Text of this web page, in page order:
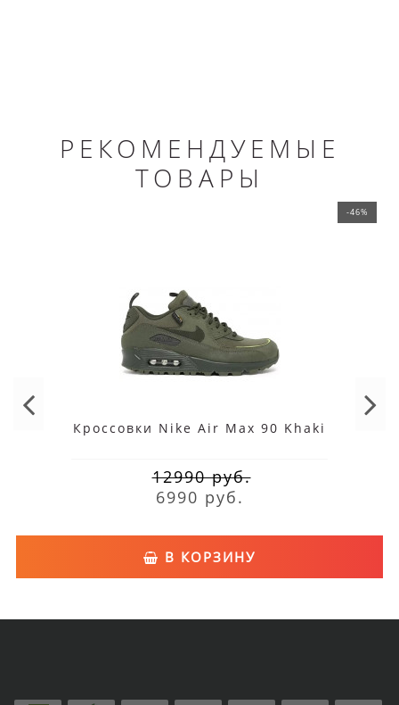
РЕКОМЕНДУЕМЫЕ
ТОВАРЫ
-46%
Кроссовки Nike Air Max 90 Khaki
12990 руб.
6990 руб.
В КОРЗИНУ